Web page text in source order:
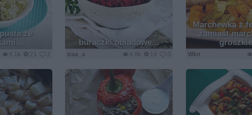
ze
6.1k 21 2
buraczki obiadowe...
4.8k 16 0
izaa_a
Marchewka z
zamiast
Wkn